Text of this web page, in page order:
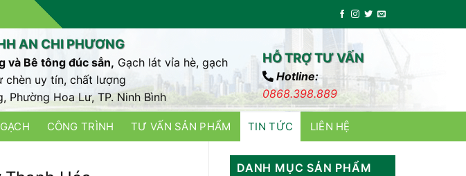
AN CHI PHƯƠNG
và Bê tông đúc sẳn, Gạch lát vỉa hè, gạch
chèn uy tín, chất lượng
Phường Hoa Lư, TP. Ninh Bình
HỖ TRỢ TƯ VẤN
Hotline:
0868.398.889
CÔNG TRÌNH TƯ VẤN SẢN PHẨM TIN TỨC LIÊN HỆ
DANH MỤC SẢN PHẨM